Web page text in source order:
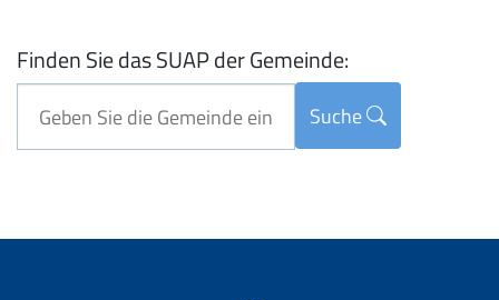
Finden Sie das SUAP der Gemeinde:
Suche